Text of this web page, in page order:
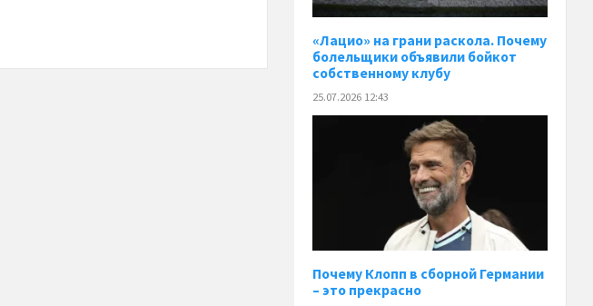
«Лацио» на грани раскола. Почему
болельщики объявили бойкот
собственному клубу
25.07.2026 12:43
Почему Клопп в сборной Германии
– это прекрасно